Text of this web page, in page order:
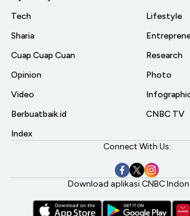
Tech
Sharia
Cuap Cuap Cuan
Opinion
Video
Berbuatbaik.id
Index
Lifestyle
Research
Photo
CNBC TV
Connect With Us:
Download aplikasi CNBC